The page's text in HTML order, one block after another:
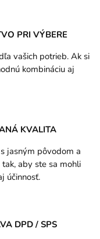
PRI VÝBERE
vašich potrieb. Ak si
kombináciu aj
KVALITA
jasným pôvodom a
aby ste sa mohli
účinnosť.
DPD / SPS